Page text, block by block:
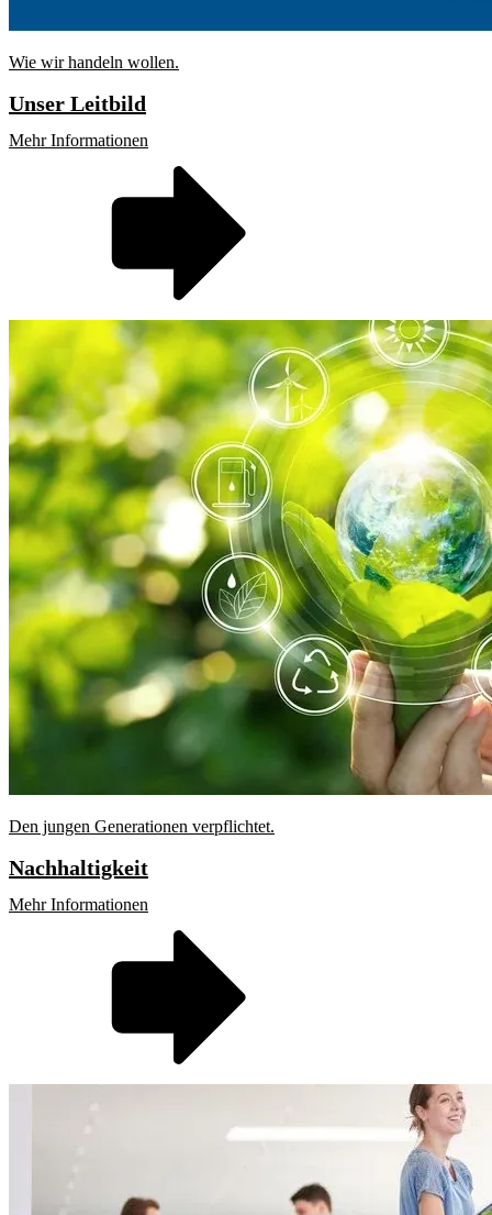
Wie wir handeln wollen.
Unser Leitbild
Mehr Informationen
Den jungen Generationen verpflichtet.
Nachhaltigkeit
Mehr Informationen